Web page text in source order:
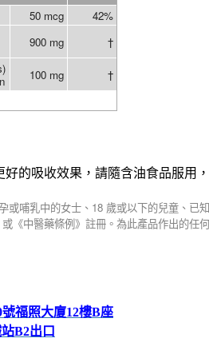
50 mcg
42%
900 mg
†
100 mg
†
好的吸收效果，請隨含油食品服用
或哺乳中的女士、 18 歲或以下的兒童、已
《中醫藥條例》註冊。為此產品作出的
號福照大廈12樓B座
B2出 口